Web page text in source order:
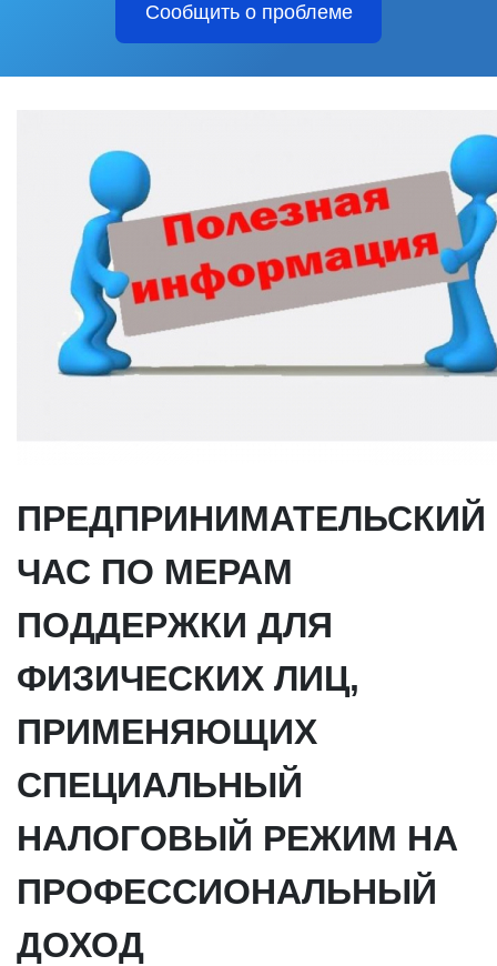
Сообщить о проблеме
ПРЕДПРИНИМАТЕЛЬСКИЙ
ЧАС ПО МЕРАМ
ПОДДЕРЖКИ ДЛЯ
ФИЗИЧЕСКИХ ЛИЦ,
ПРИМЕНЯЮЩИХ
СПЕЦИАЛЬНЫЙ
НАЛОГОВЫЙ РЕЖИМ НА
ПРОФЕССИОНАЛЬНЫЙ
ДОХОД